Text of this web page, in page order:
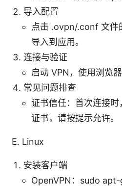
导入配置
点击 .ovpn/.conf 文件
导入到应用。
连接与验证
启动 VPN，使用浏览器
常见问题排查
证书信任：首次连接
证书，请按提示允许。
E. Linux
安装客户端
OpenVPN：sudo